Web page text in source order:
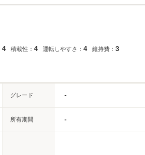
4 積載性： 4 運転しやすさ： 4 維持費： 3
グレード -
所有期間 -